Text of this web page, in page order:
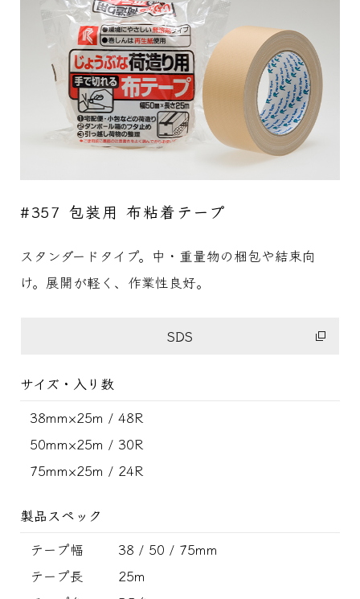
#357 包装用 布粘着テープ
スタンダードタイプ。中・重量物の梱包や結束向
け。展開が軽く、作業性良好。
SDS
サイズ・入り数
38mm×25m / 48R
50mm×25m / 30R
75mm×25m / 24R
製品スペック
テープ幅
38 / 50 / 75mm
テープ長
25m